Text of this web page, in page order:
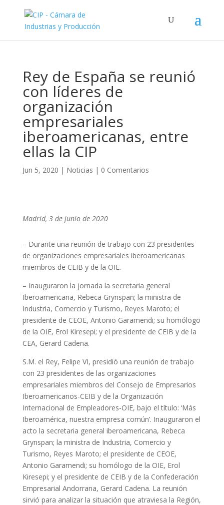
Rey de España se reunió
con líderes de
organización
empresariales
iberoamericanas, entre
ellas la CIP
Jun 5, 2020 | Noticias | 0 Comentarios
Madrid, 3 de junio de 2020
– Durante una reunión de trabajo con 23 presidentes
de organizaciones empresariales iberoamericanas
miembros de CEIB y de la OIE.
– Inauguraron la jornada la secretaria general
Iberoamericana, Rebeca Grynspan; la ministra de
Industria, Comercio y Turismo, Reyes Maroto; el
presidente de CEOE, Antonio Garamendi; su homólogo
de la OIE, Erol Kiresepi; y el presidente de CEIB y de la
CEA, Gerard Cadena.
S.M. el Rey, Felipe VI, presidió una reunión de trabajo
con 23 presidentes de las organizaciones
empresariales miembros del Consejo de Empresarios
Iberoamericanos-CEIB y de la Organización
Internacional de Empleadores-OIE, bajo el título: ‘Más
Iberoamérica, nuestra empresa común’. Inauguraron el
acto la secretaria general iberoamericana, Rebeca
Grynspan; la ministra de Industria, Comercio y
Turismo, Reyes Maroto; el presidente de CEOE,
Antonio Garamendi; su homólogo de la OIE, Erol
Kiresepi; y el presidente de CEIB y de la Confederación
Empresarial Andorrana, Gerard Cadena. La reunión
sirvió para analizar la situación que atraviesa la Región,